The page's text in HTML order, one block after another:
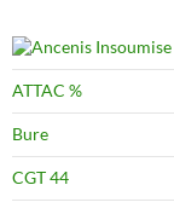
ATTAC %
Bure
CGT 44